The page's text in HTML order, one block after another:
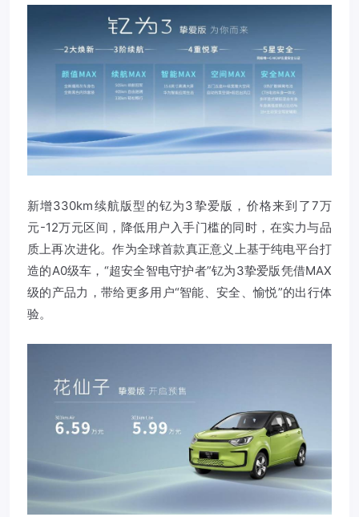
新增330km续航版型的钇为3挚爱版，价格来到了7万
元-12万元区间，降低用户入手门槛的同时，在实力与品
质上再次进化。作为全球首款真正意义上基于纯电平台打
造的A0级车，“超安全智电守护者”钇为3挚爱版凭借MAX
级的产品力，带给更多用户“智能、安全、愉悦”的出行体
验。